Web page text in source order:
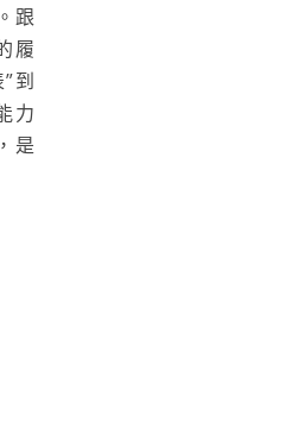
跟
履
到
力
是